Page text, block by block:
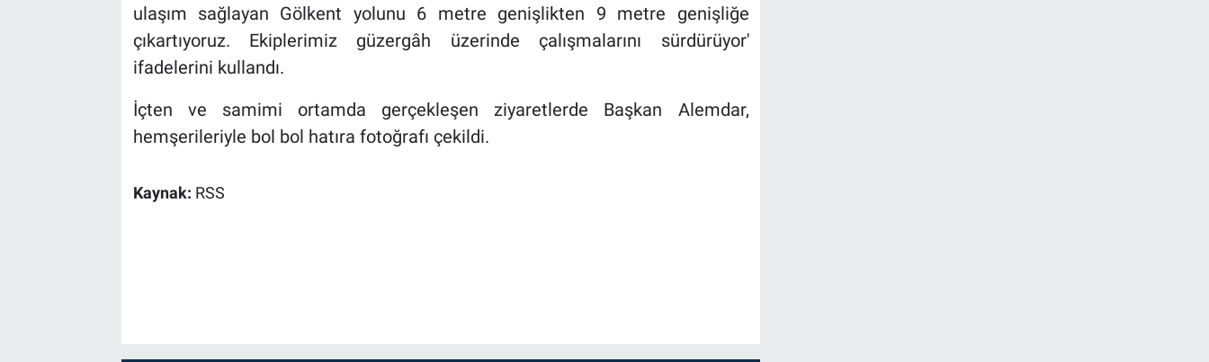
ulaşım sağlayan Gölkent yolunu 6 metre genişlikten 9 metre genişliğe
çıkartıyoruz. Ekiplerimiz güzergâh üzerinde çalışmalarını sürdürüyor'
ifadelerini kullandı.
İçten ve samimi ortamda gerçekleşen ziyaretlerde Başkan Alemdar,
hemşerileriyle bol bol hatıra fotoğrafı çekildi.
Kaynak: RSS